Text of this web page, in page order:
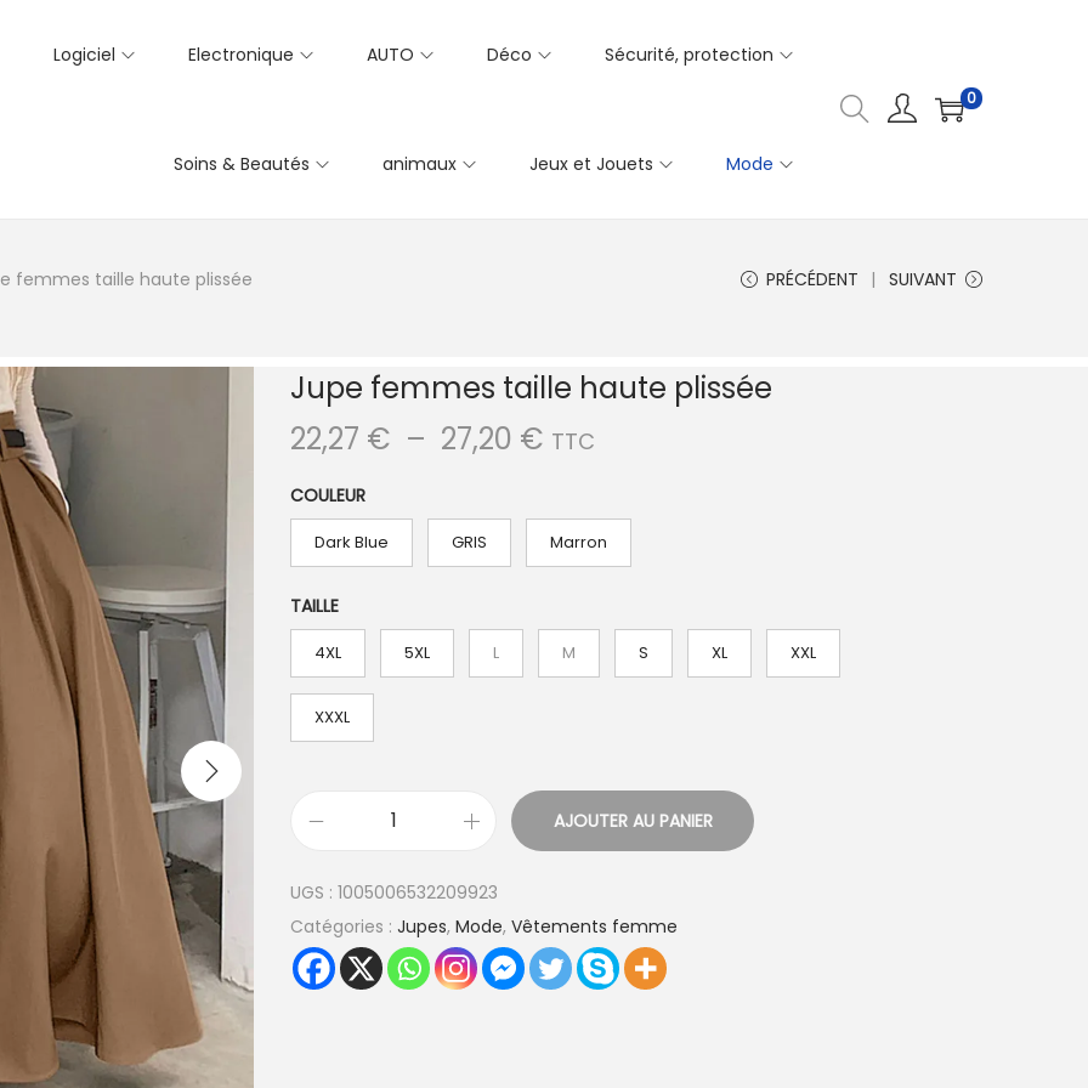
Logiciel Electronique AUTO Déco Sécurité, protection
Soins & Beautés animaux Jeux et Jouets Mode
0
femmes taille haute plissée PRÉCÉDENT SUIVANT
Jupe femmes taille haute plissée
22,27 € – 27,20 € P
g
e
e
p
:
2
,
2
TTC
COULEUR
Dark Blue GRIS Marron
TAILLE
4XL 5XL L M S XL XXL
XXXL
a
n
t
AJOUTER AU PANIER
UGS : 1005006532209923
Catégories : Jupes, Mode, Vêtements femme